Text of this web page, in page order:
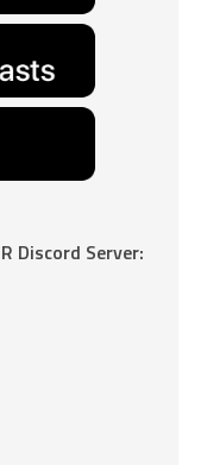
Discord Server: